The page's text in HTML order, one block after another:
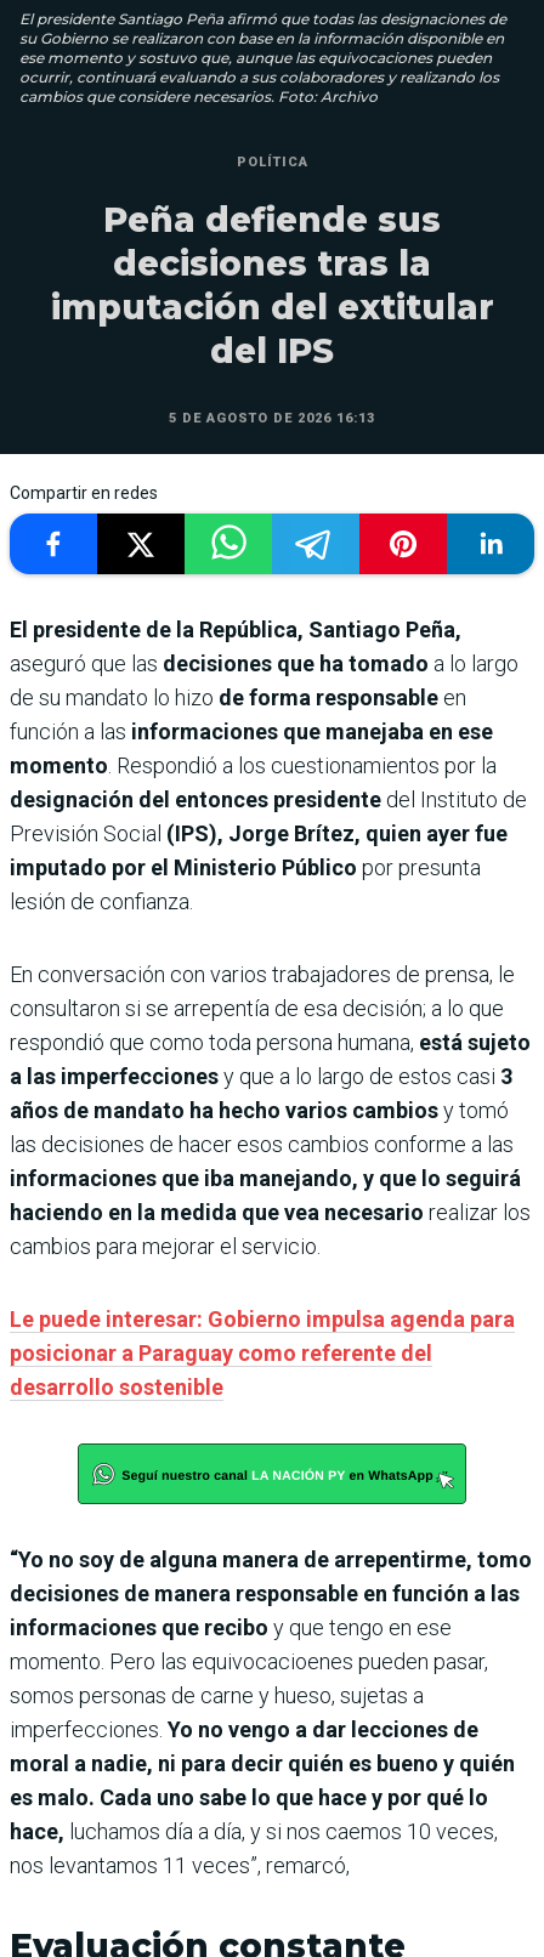
El presidente Santiago Peña afirmó que todas las designaciones de
su Gobierno se realizaron con base en la información disponible en
ese momento y sostuvo que, aunque las equivocaciones pueden
ocurrir, continuará evaluando a sus colaboradores y realizando los
cambios que considere necesarios. Foto: Archivo
POLÍTICA
Peña defiende sus
decisiones tras la
imputación del extitular
del IPS
5 DE AGOSTO DE 2026 16:13
Compartir en redes
El presidente de la República, Santiago Peña,
aseguró que las decisiones que ha tomado a lo largo
de su mandato lo hizo de forma responsable en
función a las informaciones que manejaba en ese
momento . Respondió a los cuestionamientos por la
designación del entonces presidente del Instituto de
Previsión Social (IPS), Jorge Brítez, quien ayer fue
imputado por el Ministerio Público por presunta
lesión de confianza.
En conversación con varios trabajadores de prensa, le
consultaron si se arrepentía de esa decisión; a lo que
respondió que como toda persona humana, está sujeto
a las imperfeccionesy que a lo largo de estos casi 3
años de mandato ha hecho varios cambiosy tomó
las decisiones de hacer esos cambios conforme a las
informaciones que iba manejando, y que lo seguirá
haciendo en la medida que vea necesario realizar los
cambios para mejorar el servicio.
Le puede interesar: Gobierno impulsa agenda para
posicionar a Paraguay como referente del
desarrollo sostenible
“Yo no soy de alguna manera de arrepentirme, tomo
decisiones de manera responsable en función a las
informaciones que recibo y que tengo en ese
momento. Pero las equivocacioenes pueden pasar,
somos personas de carne y hueso, sujetas a
imperfecciones. Yo no vengo a dar lecciones de
moral a nadie, ni para decir quién es bueno y quién
es malo. Cada uno sabe lo que hace y por qué lo
hace, luchamos día a día, y si nos caemos 10 veces,
nos levantamos 11 veces”, remarcó,
Evaluación constante